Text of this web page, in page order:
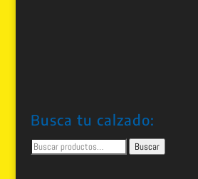
Busca tu calzado:
Buscar
por:
Buscar